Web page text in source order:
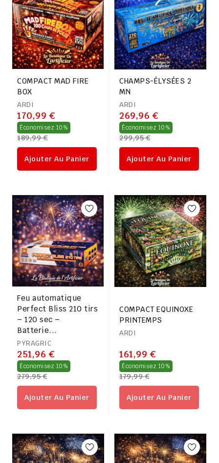
COMPACT MAD FIRE
BOX
ARDI
170,99 €
Économisez 10% Prix
régulier
189,99 €
Ajouter Au Panier
CHAMPS-ÉLYSÉES 2
MN
ARDI
269,96 €
Économisez 10% Prix
régulier
299,95 €
Ajouter Au Panier
Feu automatique
Perfect Bliss 210 tirs
– 120 sec –
Batterie...
PYRAGRIC
251,96 €
Économisez 10% Prix
régulier
279,95 €
Ajouter Au Panier
COMPACT EQUINOXE
PRINTEMPS
ARDI
161,99 €
Économisez 10% Prix
régulier
179,99 €
Ajouter Au Panier